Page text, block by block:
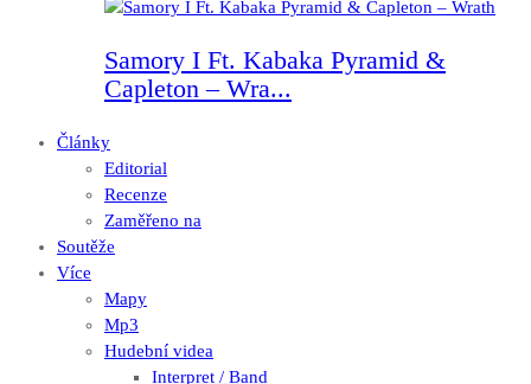
Samory I Ft. Kabaka Pyramid &
Capleton – Wra...
Články
Editorial
Recenze
Zaměřeno na
Soutěže
Více
Mapy
Mp3
Hudební videa
Interpret / Band